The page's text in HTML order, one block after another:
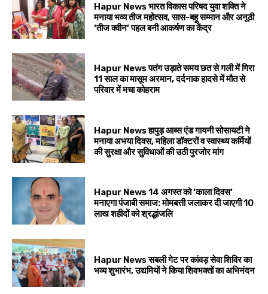
Hapur News भारत विकास परिषद युवा शक्ति ने
मनाया भव्य तीज महोत्सव, सास-बहू सम्मान और अनूठी
‘तीज क्वीन’ पहल बनी आकर्षण का केंद्र
Hapur News पतंग उड़ाते समय छत से गली में गिरा
11 साल का मासूम अरमान, दर्दनाक हादसे में मौत से
परिवार में मचा कोहराम
Hapur News हापुड़ आब्स एंड गायनी सोसायटी ने
मनाया अभया दिवस, महिला डॉक्टरों व स्वास्थ्य कर्मियों
की सुरक्षा और सुविधाओं की उठी पुरजोर मांग
Hapur News 14 अगस्त को ‘काला दिवस’
मनाएगा पंजाबी समाज: मोमबत्ती जलाकर दी जाएगी 10
लाख शहीदों को श्रद्धांजलि
Hapur News सबली गेट पर कांवड़ सेवा शिविर का
भव्य शुभारंभ, उद्यमियों ने किया शिवभक्तों का अभिनंदन